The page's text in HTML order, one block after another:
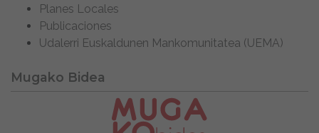
Planes Locales
Publicaciones
Udalerri Euskaldunen Mankomunitatea (UEMA)
Mugako Bidea